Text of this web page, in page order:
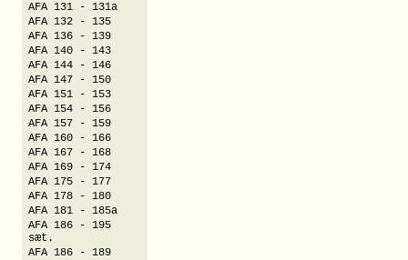
AFA 131 - 131a
AFA 132 - 135
AFA 136 - 139
AFA 140 - 143
AFA 144 - 146
AFA 147 - 150
AFA 151 - 153
AFA 154 - 156
AFA 157 - 159
AFA 160 - 166
AFA 167 - 168
AFA 169 - 174
AFA 175 - 177
AFA 178 - 180
AFA 181 - 185a
AFA 186 - 195
sæt.
AFA 186 - 189